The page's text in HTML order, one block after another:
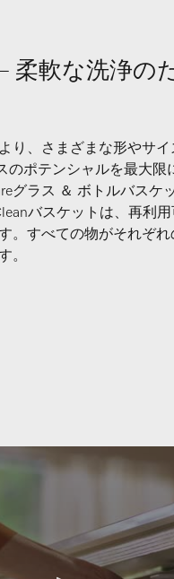
柔軟な洗浄の
り、さまざまな形やサ
のポテンシャルを最大限
グラス ＆ ボトルバスケ
バスケットは、再利
。すべての物がそれぞ
。